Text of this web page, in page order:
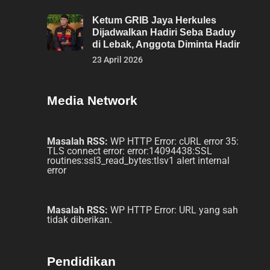
Ketum GRIB Jaya Herkules
Dijadwalkan Hadiri Seba Baduy
di Lebak, Anggota Diminta Hadir
23 April 2026
Media Network
Masalah RSS: WP HTTP Error: cURL error 35:
TLS connect error: error:14094438:SSL
routines:ssl3_read_bytes:tlsv1 alert internal
error
Masalah RSS: WP HTTP Error: URL yang sah
tidak diberikan.
Pendidikan